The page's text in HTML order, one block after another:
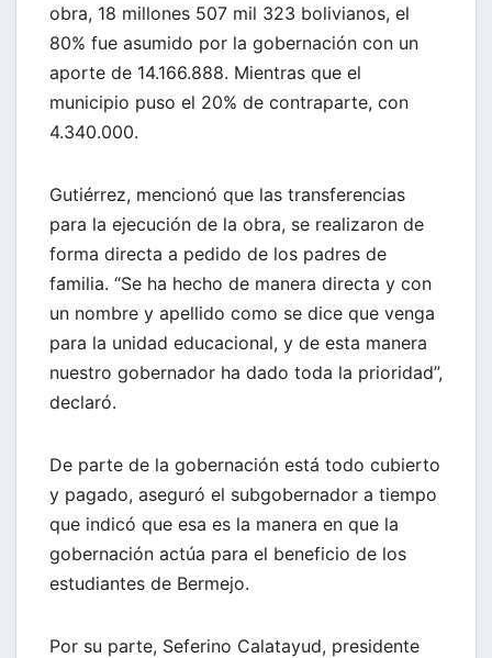
obra, 18 millones 507 mil 323 bolivianos, el
80% fue asumido por la gobernación con un
aporte de 14.166.888. Mientras que el
municipio puso el 20% de contraparte, con
4.340.000.
Gutiérrez, mencionó que las transferencias
para la ejecución de la obra, se realizaron de
forma directa a pedido de los padres de
familia. “Se ha hecho de manera directa y con
un nombre y apellido como se dice que venga
para la unidad educacional, y de esta manera
nuestro gobernador ha dado toda la prioridad”,
declaró.
De parte de la gobernación está todo cubierto
y pagado, aseguró el subgobernador a tiempo
que indicó que esa es la manera en que la
gobernación actúa para el beneficio de los
estudiantes de Bermejo.
Por su parte, Seferino Calatayud, presidente